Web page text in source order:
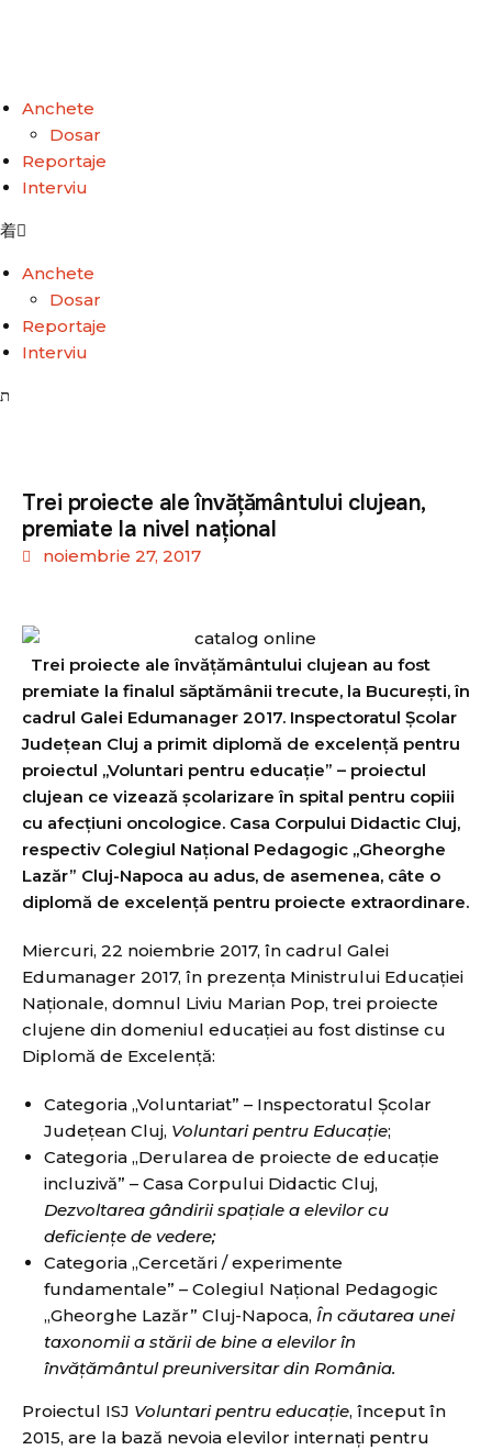
Anchete
Dosar
Reportaje
Interviu
Anchete
Dosar
Reportaje
Interviu
Trei proiecte ale învățământului clujean,
premiate la nivel național
noiembrie 27, 2017
Trei proiecte aleînvăţământului clujean au fost
premiate la finalul săptămânii trecute, la Bucureşti, în
cadrul Galei Edumanager 2017. Inspectoratul Școlar
Județean Cluj a primit diplomă de excelenţă pentru
proiectul ,,Voluntari pentru educaţie” – proiectul
clujean ce vizează şcolarizare în spital pentru copiii
cu afecţiuni oncologice. Casa Corpului Didactic Cluj,
respectiv Colegiul Naţional Pedagogic ,,Gheorghe
Lazăr” Cluj-Napoca au adus, de asemenea, câte o
diplomă de excelenţă pentru proiecte extraordinare.
Miercuri, 22 noiembrie 2017, în cadrul Galei
Edumanager 2017, în prezenţa Ministrului Educaţiei
Naţionale, domnul Liviu Marian Pop, trei proiecte
clujene din domeniul educaţiei au fost distinse cu
Diplomă de Excelenţă:
Categoria ,,Voluntariat” – Inspectoratul Şcolar
Judeţean Cluj, Voluntari pentru Educaţie;
Categoria ,,Derularea de proiecte de educație
incluzivă” – Casa Corpului Didactic Cluj,
Dezvoltarea gândirii spațiale a elevilor cu
deficiențe de vedere;
Categoria ,,Cercetări / experimente
fundamentale” – Colegiul Național Pedagogic
,,Gheorghe Lazăr” Cluj-Napoca, În căutarea unei
taxonomii a stării de bine a elevilor în
învățământul preuniversitar din România.
Proiectul ISJ Voluntari pentru educație, început în
2015, are la bază nevoia elevilor internați pentru